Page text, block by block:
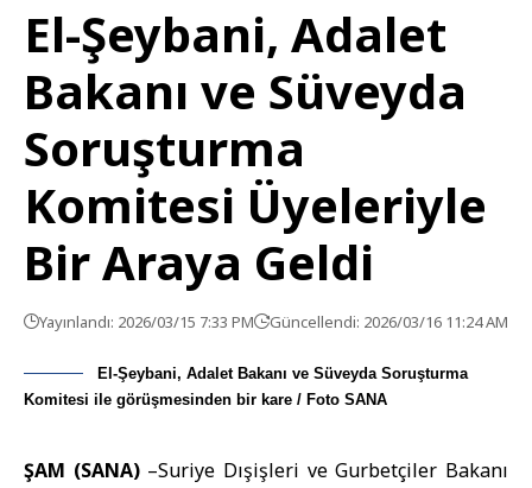
El-Şeybani, Adalet
Bakanı ve Süveyda
Soruşturma
Komitesi Üyeleriyle
Bir Araya Geldi
Yayınlandı: 2026/03/15 7:33 PM Güncellendi: 2026/03/16 11:24 AM
El-Şeybani, Adalet Bakanı ve Süveyda Soruşturma
Komitesi ile görüşmesinden bir kare / Foto SANA
ŞAM (SANA) –Suriye Dışişleri ve Gurbetçiler Bakanı